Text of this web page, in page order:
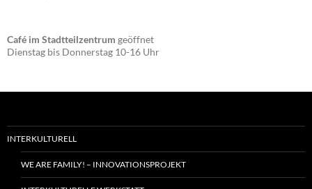
Café im Stadtteilzentrum geöffnet
Dienstag bis Donnerstag 10-16 Uhr
INTERKULTURELL
WE ARE FAMILY! – INNOVATIONSPROJEKT